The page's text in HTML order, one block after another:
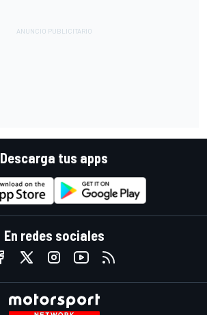
Descarga tus apps
En redes sociales